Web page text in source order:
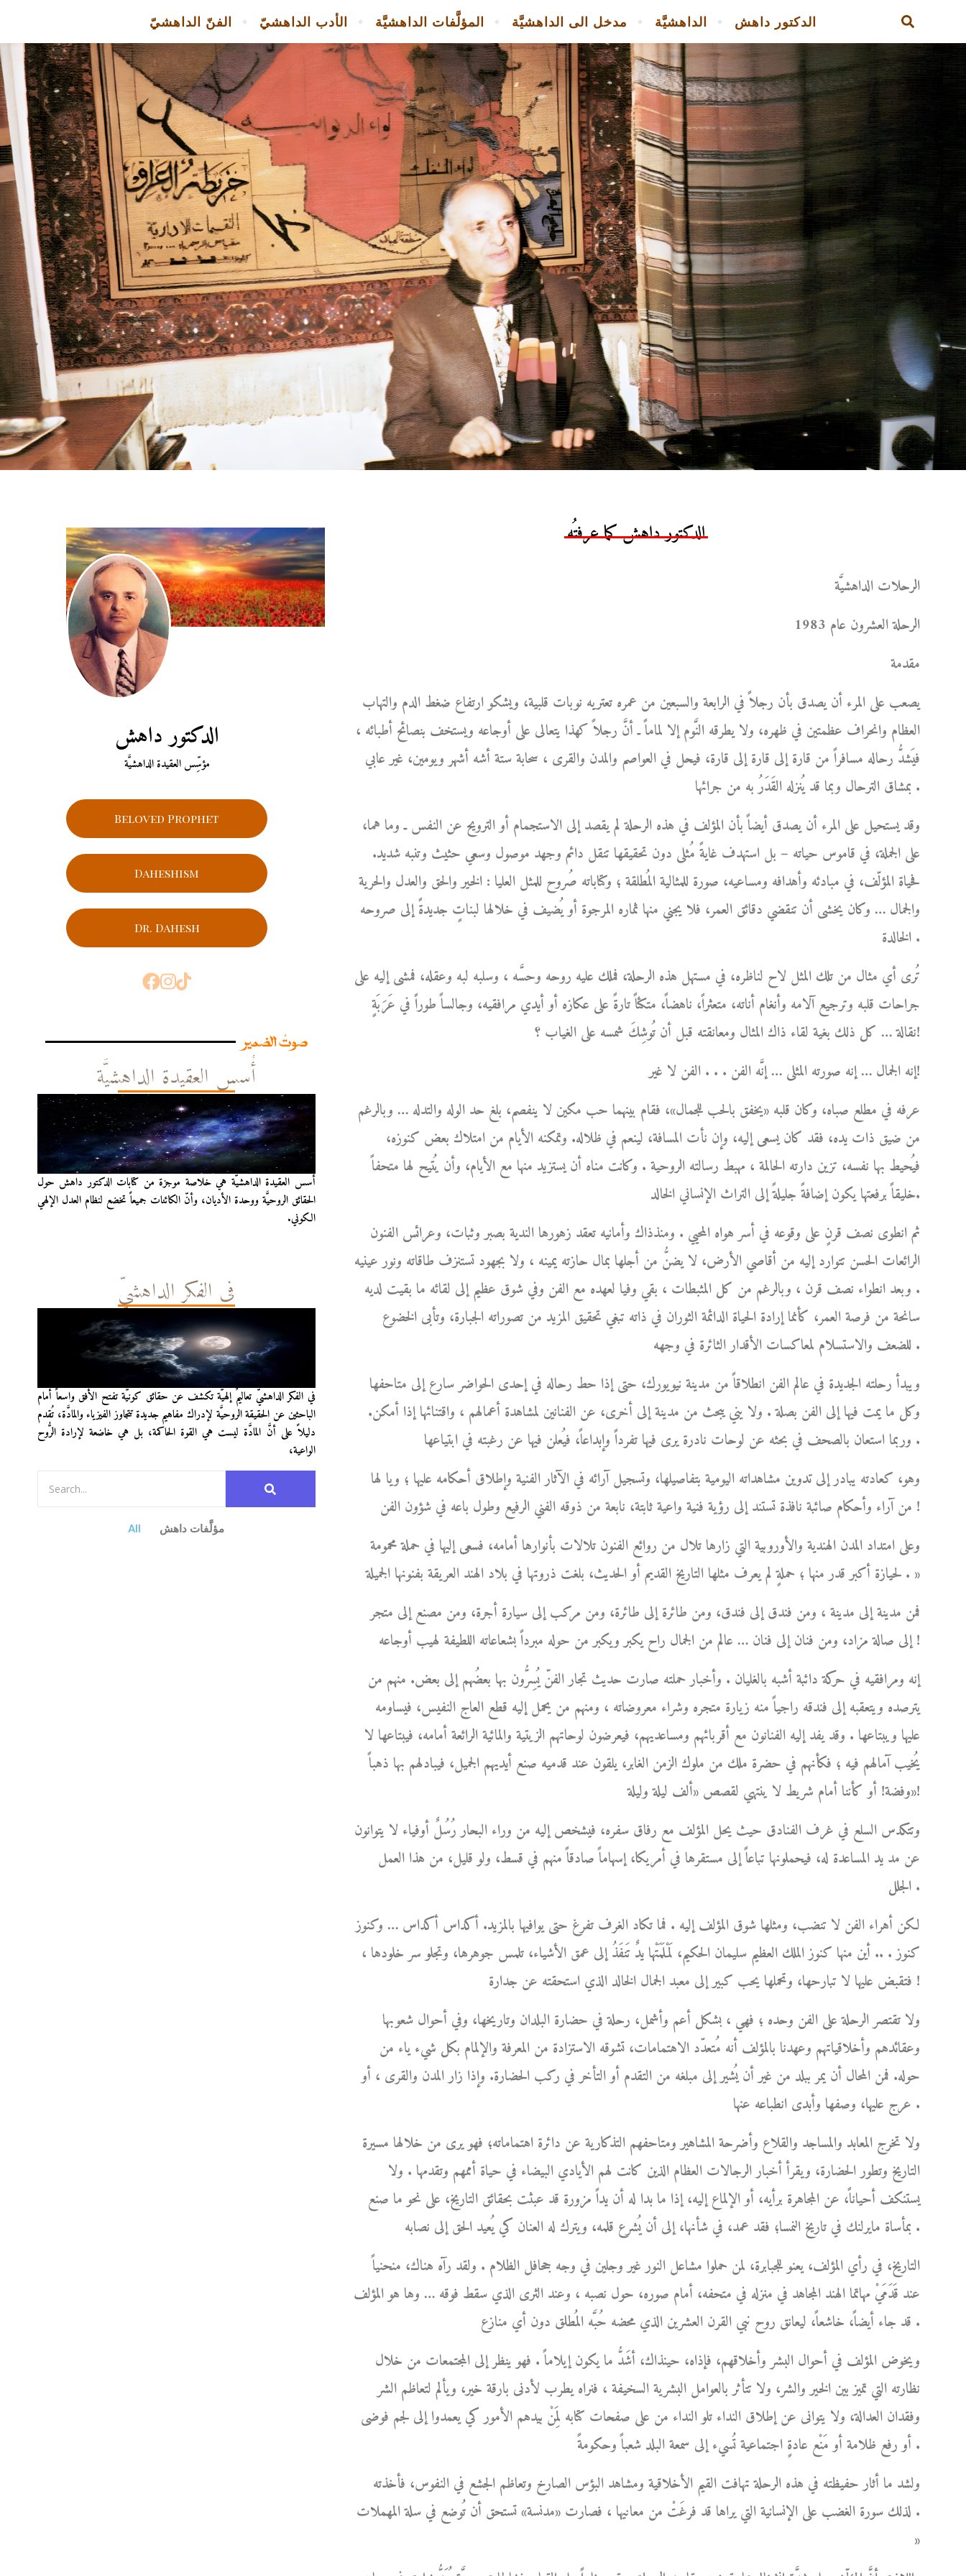
الفنّ الداهشيّ الأدب الداهشيّ المؤلَّفات الداهشيَّة مدخل الى الداهشيَّة الداهشيَّة الدكتور داهش
الدكتور داهش
مؤسِّس العقيدة الداهشيَّة
Beloved Prophet
Daheshism
Dr. Dahesh
صوتُ الضمير
أُسس العقيدة الداهشيَّة
أُسس العقيدة الداهشيّة هي خلاصة موجزة من كتابات الدكتور داهش حول
الحقائق الروحيَّة ووحدة الأديان، وأنّ الكائنات جميعاً تخضع لنظام العدل الإلهي
الكوني.
في الفكر الداهشيّ
في الفكر الداهشيّ تعاليمٌ إلهيَّة تكشف عن حقائق كونيَّة تفتح الأفق واسعاً أمام
الباحثين عن الحقيقة الروحيَّة لإدراك مفاهيم جديدة تتجاوز الفيزياء والمادَّة، تُقدم
دليلاً على أنَّ المادَّة ليست هي القوة الحاكمة، بل هي خاضعة لإرادة الرُّوح
الواعية،
All مؤلَّفات داهش
الدكتور داهش كما عرفتُه
الرحلات الداهشيَّة
الرحلة العشرون عام 1983
مقدمة
يصعب على المرء أن يصدق بأن رجلاً في الرابعة والسبعين من عمره تعتريه نوبات قلبية، ويشكو ارتفاع ضغط الدم والتهاب
العظام وانحراف عظمتين في ظهره، ولا يطرقه النَّوم إلا لماماً ـ أنَّ رجلاً كهذا يتعالى على أوجاعه ويستخف بنصائح أطبائه ،
فيَشدُّ رحاله مسافراً من قارة إلى قارة إلى قارة، فيحل في العواصم والمدن والقرى ، سحابة ستة أشه أشهر ويومين، غير عابي
بمشاق الترحال وبما قد يُنزله القَدَرُ به من جرائها .
وقد يستحيل على المرء أن يصدق أيضاً بأن المؤلف في هذه الرحلة لم يقصد إلى الاستجمام أو الترويح عن النفس ـ وما هما،
على الجملة، في قاموس حياته – بل استهدف غايةً مُثلى دون تحقيقها تنقل دائم وجهد موصول وسعي حثيث وتنبه شديد.
فحياة المؤلّف، في مبادئه وأهدافه ومساعيه، صورة للمثالية المُطلقة ؛ وكتاباته صُروح للمثل العليا : الخير والحق والعدل والحرية
والجمال … وكان يخشى أن تنقضي دقائق العمر، فلا يجني منها ثماره المرجوة أو يُضيف في خلالها لبناتٍ جديدةً إلى صروحه
الخالدة .
تُرى أي مثال من تلك المثل لاح لناظره، في مستهل هذه الرحلة، فملك عليه روحه وحسَّه ، وسلبه لبه وعقله، فمشى إليه على
جراحات قلبه وترجيع آلامه وأنغام أناته، متعثراً، ناهضاً، متكئاً تارةً على عكازه أو أيدي مرافقيه، وجالساً طوراً في عَرَبَةٍ
نقالة … كل ذلك بغية لقاء ذاك المثال ومعانقته قبل أن تُوشِكَ شمسه على الغياب ؟!
إنه الجمال … إنه صورته المثلى … إنَّه الفن . . . الفن لا غير!
عرفه في مطلع صباه، وكان قلبه «يخفق بالحب للجمال»، فقام بينهما حب مكين لا ينفصم، بلغ حد الوله والتدله … وبالرغم
من ضيق ذات يده، فقد كان يسعى إليه، وإن نأت المسافة، لينعم في ظلاله. وتمكنه الأيام من امتلاك بعض كنوزه،
فيُحيط بها نفسه، تزين دارته الحالمة ، مهبط رسالته الروحية . وكانت مناه أن يستزيد منها مع الأيام، وأن يُتيح لها متحفاً
خليقاً برفعتها يكون إضافةً جليلةً إلى التراث الإنساني الخالد.
ثم انطوى نصف قرنٍ على وقوعه في أسر هواه المحيي . ومنذذاك وأمانيه تعقد زهورها الندية بصبر وثبات، وعرائس الفنون
الرائعات الحسن تتوارد إليه من أقاصي الأرض، لا يضنُّ من أجلها بمال حازته يمينه ، ولا بجهود تستنزف طاقاته ونور عينيه
. وبعد انطواء نصف قرن ، وبالرغم من كل المثبطات ، بقي وفيا لعهده مع الفن وفي شوق عظيم إلى لقائه ما بقيت لديه
سانحة من فرصة العمر، كأنما إرادة الحياة الدائمة الثوران في ذاته تبغي تحقيق المزيد من تصوراته الجبارة، وتأبى الخضوع
للضعف والاستسلام لمعاكسات الأقدار الثائرة في وجهه .
ويبدأ رحلته الجديدة في عالم الفن انطلاقاً من مدينة نيويورك، حتى إذا حط رحاله في إحدى الحواضر سارع إلى متاحفها
وكل ما يمت فيها إلى الفن بصلة . ولا يني يبحث من مدينة إلى أخرى، عن الفنانين لمشاهدة أعمالهم ، واقتنائها إذا أمكن.
وربما استعان بالصحف في بحثه عن لوحات نادرة يرى فيها تفرداً وإبداعاً، فيُعلن فيها عن رغبته في ابتياعها .
وهو، كعادته يبادر إلى تدوين مشاهداته اليومية بتفاصيلها، وتسجيل آرائه في الآثار الفنية وإطلاق أحكامه عليها ؛ ويا لها
من آراء وأحكام صائبة نافذة تستند إلى رؤية فنية واعية ثابتة، نابعة من ذوقه الفني الرفيع وطول باعه في شؤون الفن !
وعلى امتداد المدن الهندية والأوروبية التي زارها تلال من روائع الفنون تلالات بأنوارها أمامه، فسعى إليها في حملة محمومة
لحيازة أكبر قدر منها ؛ حملةٍ لم يعرف مثلها التاريخ القديم أو الحديث، بلغت ذروتها في بلاد الهند العريقة بفنونها الجميلة . »
فمن مدينة إلى مدينة ، ومن فندق إلى فندق، ومن طائرة إلى طائرة، ومن مركب إلى سيارة أجرة، ومن مصنع إلى متجر
إلى صالة مزاد، ومن فنان إلى فنان … عالم من الجمال راح يكبر ويكبر من حوله مبرداً بشعاعاته اللطيفة لهيب أوجاعه !
إنه ومرافقيه في حركة دائبة أشبه بالغليان . وأخبار حملته صارت حديث تجار الفنّ يُسِرُّون بها بعضُهم إلى بعض. منهم من
يترصده ويتعقبه إلى فندقه راجياً منه زيارة متجره وشراء معروضاته ، ومنهم من يحمل إليه قطع العاج النفيس، فيساومه
عليها ويبتاعها . وقد يفد إليه الفنانون مع أقربائهم ومساعديهم، فيعرضون لوحاتهم الزيتية والمائية الرائعة أمامه، فيبتاعها لا
يُخيب آمالهم فيه ؛ فكأنهم في حضرة ملك من ملوك الزمن الغابر، يلقون عند قدميه صنع أيديهم الجميل، فيبادلهم بها ذهباً
وفضة! أو كأننا أمام شريط لا ينتهي لقصص «ألف ليلة وليلة»!
وتتكدس السلع في غرف الفنادق حيث يحل المؤلف مع رفاق سفره، فيشخص إليه من وراء البحار رُسُلٌ أوفياء لا يتوانون
عن مد يد المساعدة له، فيحملونها تباعاً إلى مستقرها في أمريكا، إسهاماً صادقاً منهم في قسط، ولو قليل، من هذا العمل
الجلل .
لكن أهراء الفن لا تنضب، ومثلها شوق المؤلف إليه . فما تكاد الغرف تفرغ حتى يوافيها بالمزيد. أكداس أكداس … وكنوز
كنوز . .. أين منها كنوز الملك العظيم سليمان الحكيم، لَمْلَمَتْها يدٌ تَنفَذُ إلى عمق الأشياء، تلمس جوهرها، وتجلو سر خلودها ،
فتقبض عليها لا تبارحها، وتحملها يحب كبير إلى معبد الجمال الخالد الذي استحقته عن جدارة !
ولا تقتصر الرحلة على الفن وحده ؛ فهي ، بشكل أعم وأشمل، رحلة في حضارة البلدان وتاريخها، وفي أحوال شعوبها
وعقائدهم وأخلاقياتهم وعهدنا بالمؤلف أنه مُتعدّد الاهتمامات، تشوقه الاستزادة من المعرفة والإلمام بكل شيء ياء من
حوله. فمن المحال أن يمر ببلد من غير أن يُشير إلى مبلغه من التقدم أو التأخر في ركب الحضارة. وإذا زار المدن والقرى ، أو
عرج عليها، وصفها وأبدى انطباعه عنها .
ولا تخرج المعابد والمساجد والقلاع وأضرحة المشاهير ومتاحفهم التذكارية عن دائرة اهتماماته؛ فهو يرى من خلالها مسيرة
التاريخ وتطور الحضارة، ويقرأ أخبار الرجالات العظام الذين كانت لهم الأيادي البيضاء في حياة أممهم وتقدمها . ولا
يستنكف أحياناً، عن المجاهرة برأيه، أو الإلماع إليه، إذا ما بدا له أن يداً مزورة قد عبثت بحقائق التاريخ، على نحو ما صنع
بمأساة مايرلنك في تاريخ النمسا؛ فقد عمد، في شأنها، إلى أن يُشرع قلمه، ويترك له العنان كي يُعيد الحق إلى نصابه .
التاريخ، في رأي المؤلف، يعنو للجبابرة، لمن حملوا مشاعل النور غير وجلين في وجه جحافل الظلام . ولقد رآه هناك، منحنياً
عند قَدَمَيْ مهاتما الهند المجاهد في منزله في متحفه، أمام صوره، حول نصبه ، وعند الثرى الذي سقط فوقه … وها هو المؤلف
قد جاء أيضاً، خاشعاً، ليعانق روح نبي القرن العشرين الذي محضه حُبَّه المُطلق دون أي منازع .
ويخوض المؤلف في أحوال البشر وأخلاقهم، فإذاه، حينذاك، أشَدُّ ما يكون إيلاماً . فهو ينظر إلى المجتمعات من خلال
نظارته التي تميز بين الخير والشر، ولا تتأثر بالعوامل البشرية السخيفة ، فنراه يطرب لأدنى بارقة خير، ويألم لتعاظم الشر
وفقدان العدالة، ولا يتوانى عن إطلاق النداء تلو النداء من على صفحات كتابه لِمَنْ بيدهم الأمور كي يعمدوا إلى لجم فوضى
أو رفع ظلامة أو مَنْع عادةٍ اجتماعية تُسيء إلى سمعة البلد شعباً وحكومةً .
ولشد ما أثار حفيظته في هذه الرحلة تهافت القيم الأخلاقية ومشاهد البؤس الصارخ وتعاظم الجشع في النفوس، فأخذته
لذلك سورة الغضب على الإنسانية التي يراها قد فرغَتْ من معانيها ، فصارت «مدنسة» تستحق أن تُوضع في سلة المهملات .
»